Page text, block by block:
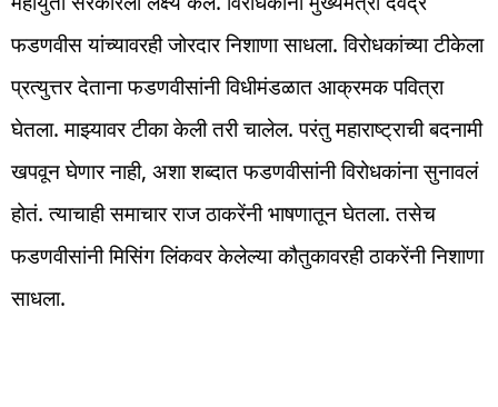
फडणवीस यांच्यावरही जोरदार निशाणा साधला. विरोधकांच्या टीकेला
प्रत्युत्तर देताना फडणवीसांनी विधीमंडळात आक्रमक पवित्रा
घेतला. माझ्यावर टीका केली तरी चालेल. परंतु महाराष्ट्राची बदनामी
खपवून घेणार नाही, अशा शब्दात फडणवीसांनी विरोधकांना सुनावलं
होतं. त्याचाही समाचार राज ठाकरेंनी भाषणातून घेतला. तसेच
फडणवीसांनी मिसिंग लिंकवर केलेल्या कौतुकावरही ठाकरेंनी निशाणा
साधला.